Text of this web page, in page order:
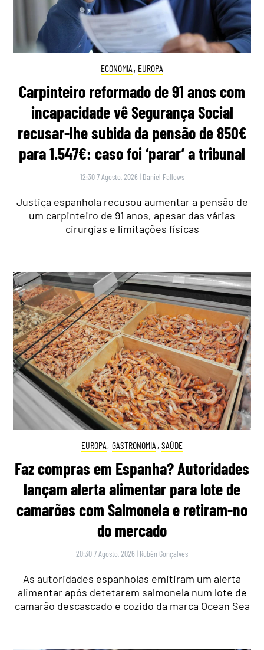
ECONOMIA , EUROPA
Carpinteiro reformado de 91 anos com
incapacidade vê Segurança Social
recusar-lhe subida da pensão de 850€
para 1.547€: caso foi ‘parar’ a tribunal
12:30 7 Agosto, 2026 | Daniel Fallows
Justiça espanhola recusou aumentar a pensão de
um carpinteiro de 91 anos, apesar das várias
cirurgias e limitações físicas
EUROPA, GASTRONOMIA , SAÚDE
Faz compras em Espanha? Autoridades
lançam alerta alimentar para lote de
camarões com Salmonela e retiram-no
do mercado
20:30 7 Agosto, 2026 | Rubén Gonçalves
As autoridades espanholas emitiram um alerta
alimentar após detetarem salmonela num lote de
camarão descascado e cozido da marca Ocean Sea